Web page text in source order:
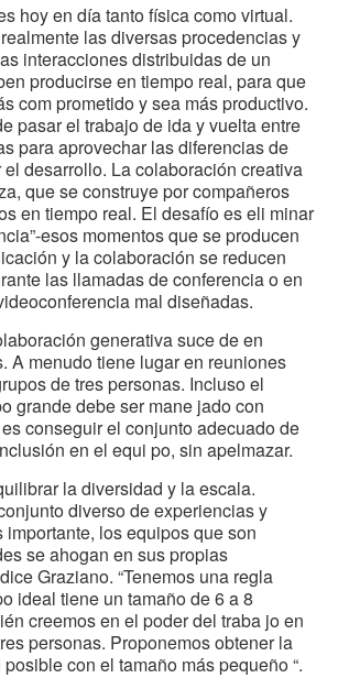
hoy en día tanto física como virtual.
las diversas procedencias y
interacciones distribuidas de un
producirse en tiempo real, para que
com prometido y sea más productivo.
pasar el trabajo de ida y vuelta entre
para aprovechar las diferencias de
desarrollo. La colaboración creativa
que se construye por compañeros
en tiempo real. El desafío es eli minar
esos momentos que se producen
y la colaboración se reducen
las llamadas de conferencia o en
mal diseñadas.
generativa suce de en
A menudo tiene lugar en reuniones
de tres personas. Incluso el
grande debe ser mane jado con
conseguir el conjunto adecuado de
en el equi po, sin apelmazar.
la diversidad y la escala.
diverso de experiencias y
los equipos que son
se ahogan en sus propias
Graziano. “Tenemos una regla
ideal tiene un tamaño de 6 a 8
creemos en el poder del traba jo en
personas. Proponemos obtener la
con el tamaño más pequeño “.